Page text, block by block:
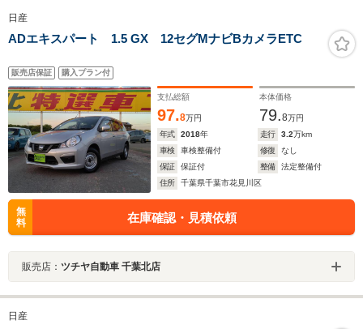
日産
ADエキスパート 1.5 GX 12セグMナビBカメラETC
販売店保証 購入プラン付
支払総額
97.8万円
本体価格
79.8万円
年式
2018年 走行 3.2万km
車検
車検整備付 修復
なし
保証
保証付 整備
法定整備付
住所
千葉県千葉市花見川区
無
料
在庫確認・見積依頼
販売店： ツチヤ自動車 千葉北店
日産